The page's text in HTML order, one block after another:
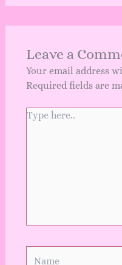
Leave a
Your email address
Required fields are
Type